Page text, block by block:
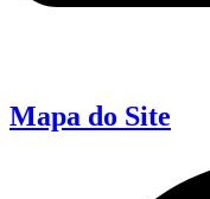
Mapa do Site